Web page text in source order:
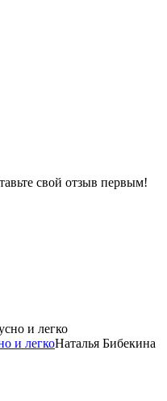
свой отзыв первым!
и легкоНаталья Бибекина